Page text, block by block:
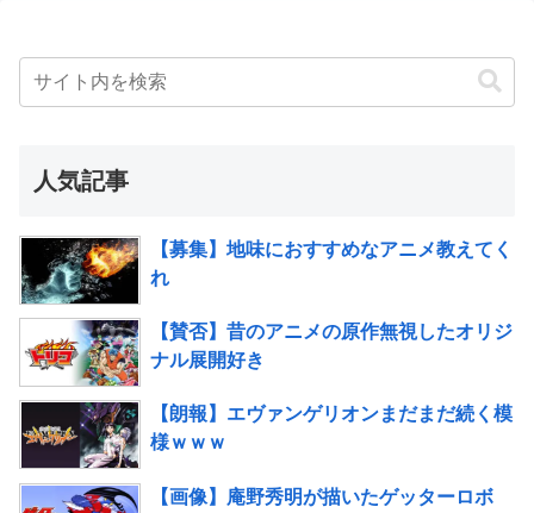
人気記事
【募集】地味におすすめなアニメ教えてく
れ
【賛否】昔のアニメの原作無視したオリジ
ナル展開好き
【朗報】エヴァンゲリオンまだまだ続く模
様ｗｗｗ
【画像】庵野秀明が描いたゲッターロボ